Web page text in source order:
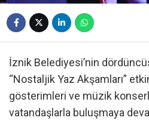
İznik Belediyesi’nin
“Nostaljik Yaz Akşamları”
gösterimleri ve müzik
vatandaşlarla buluşmaya